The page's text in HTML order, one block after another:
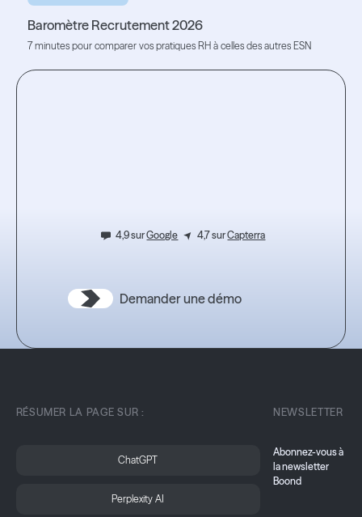
Baromètre Recrutement 2026
7 minutes pour comparer vos pratiques RH à celles des autres ESN
4,9 surGoogle 4,7 surCapterra
Demander une démo
RÉSUMER LA PAGE SUR :
ChatGPT
Perplexity AI
NEWSLETTER
Abonnez-vous à
la newsletter
Boond